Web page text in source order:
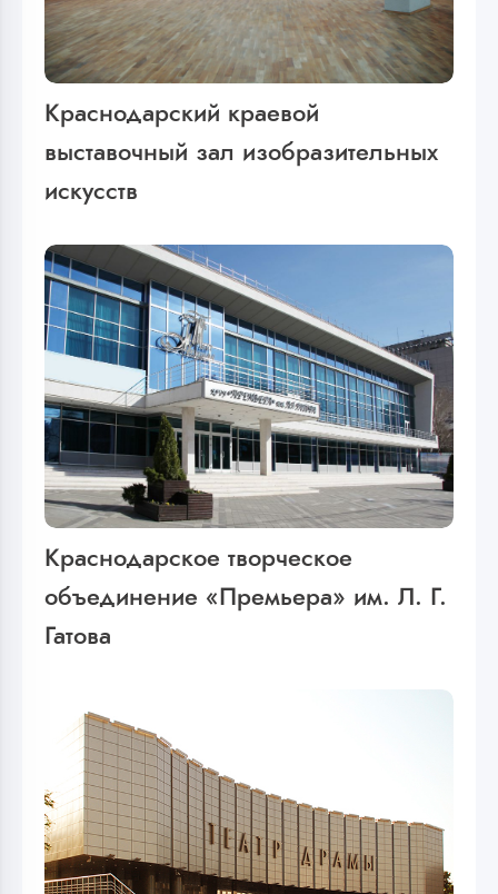
Краснодарский краевой
выставочный зал изобразительных
искусств
Краснодарское творческое
объединение «Премьера» им. Л. Г.
Гатова